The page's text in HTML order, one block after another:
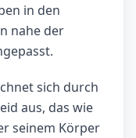
in den
nahe der
sich durch
aus, das wie
seinem Körper